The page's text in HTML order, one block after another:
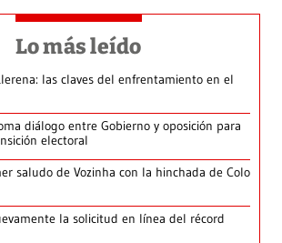
Lo más leído
las claves del enfrentamiento en el
diálogo entre Gobierno y oposición para
electoral
saludo de Vozinha con la hinchada de Colo
la solicitud en línea del récord